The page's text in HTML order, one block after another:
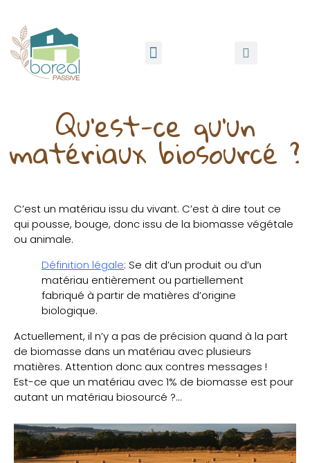
Qu'est-ce qu'un
matériaux biosourcé ?
C’est un matériau issu du vivant. C’est à dire tout ce
qui pousse, bouge, donc issu de la biomasse végétale
ou animale.
Définition légale: Se dit d’un produit ou d’un
matériau entièrement ou partiellement
fabriqué à partir de matières d’origine
biologique.
Actuellement, il n’y a pas de précision quand à la part
de biomasse dans un matériau avec plusieurs
matières. Attention donc aux contres messages !
Est-ce que un matériau avec 1% de biomasse est pour
autant un matériau biosourcé ?…